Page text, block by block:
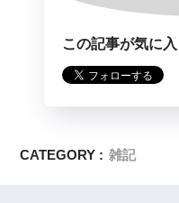
この記事が気に
CATEGORY : 雑記